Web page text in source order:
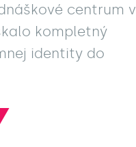
centrum v
kompletný
identity do